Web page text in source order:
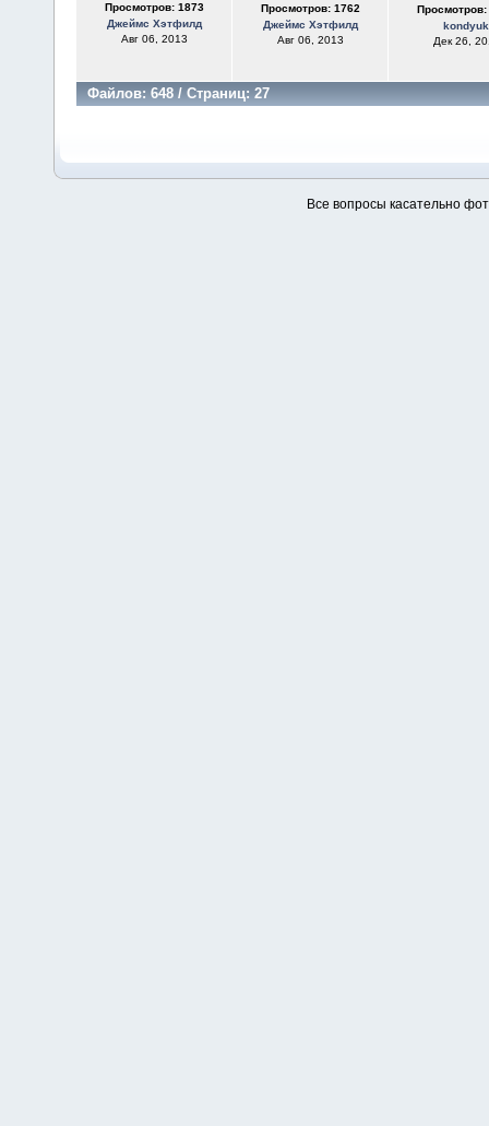
Просмотров: 1873
Джеймс Хэтфилд
Авг 06, 2013
Просмотров: 1762
Джеймс Хэтфилд
Авг 06, 2013
Просмотров:
kondyuk
Дек 26,
Файлов: 648 / Страниц: 27
Все вопросы касательно